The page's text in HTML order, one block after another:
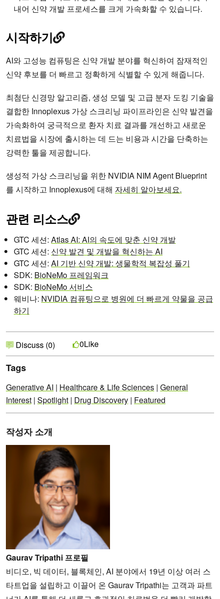
내어 신약 개발 프로세스를 크게 가속화할 수 있습니다.
시작하기
AI와 고성능 컴퓨팅은 신약 개발 분야를 혁신하여 잠재적인
신약 후보를 더 빠르고 정확하게 식별할 수 있게 해줍니다.
최첨단 신경망 알고리즘, 생성 모델 및 고급 분자 도킹 기술을
결합한 Innoplexus 가상 스크리닝 파이프라인은 신약 발견을
가속화하여 궁극적으로 환자 치료 결과를 개선하고 새로운
치료법을 시장에 출시하는 데 드는 비용과 시간을 단축하는
강력한 툴을 제공합니다.
생성적 가상 스크리닝을 위한 NVIDIA NIM Agent Blueprint
를 시작하고 Innoplexus에 대해 자세히 알아보세요.
관련 리소스
GTC 세션: Atlas AI: AI의 속도에 맞춘 신약 개발
GTC 세션: 신약 발견 및 개발을 혁신하는 AI
GTC 세션: AI 기반 신약 개발: 생물학적 복잡성 풀기
SDK: BioNeMo 프레임워크
SDK: BioNeMo 서비스
웨비나: NVIDIA 컴퓨팅으로 병원에 더 빠르게 약물을 공급
하기
Discuss (0) 0Like
Tags
Generative AI | Healthcare & Life Sciences | General
Interest | Spotlight | Drug Discovery | Featured
작성자 소개
Gaurav Tripathi 프로필
비디오, 빅 데이터, 블록체인, AI 분야에서 19년 이상 여러 스
타트업을 설립하고 이끌어 온 Gaurav Tripathi는 고객과 파트